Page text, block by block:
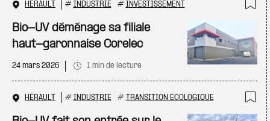
HÉRAULT # INDUSTRIE # INVESTISSEMENT
Bio-UV déménage sa filiale
haut-garonnaise Corelec
24 mars 2026 1 min de lecture
HÉRAULT # INDUSTRIE # TRANSITION ÉCOLOGIQUE